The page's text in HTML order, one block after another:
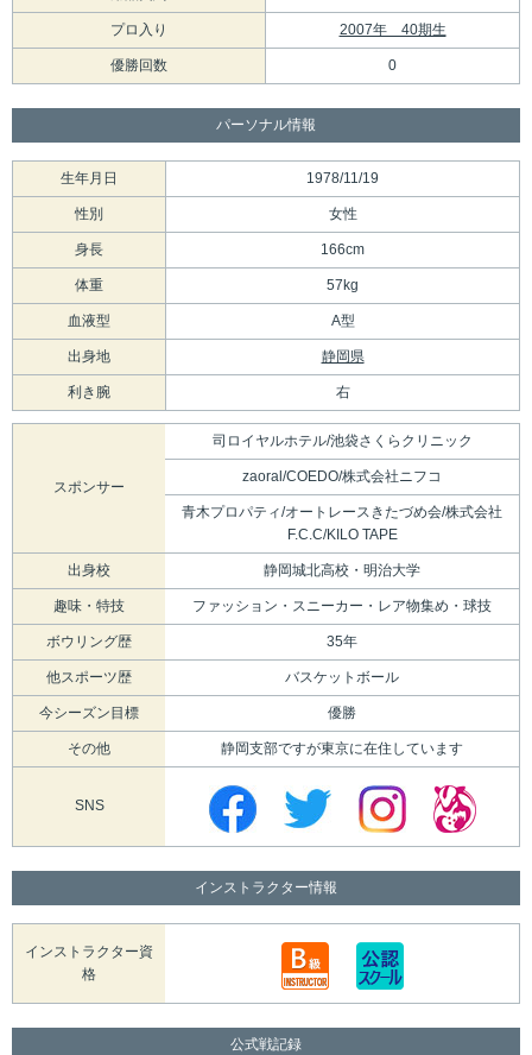
プロ入り 2007年 40期生
優勝回数 0
パーソナル情報
生年月日 1978/11/19
性別 女性
身長 166cm
体重 57kg
血液型 A型
出身地 静岡県
利き腕 右
スポンサー
司ロイヤルホテル/池袋さくらクリニック
zaoral/COEDO/株式会社ニフコ
青木プロパティ/オートレースきたづめ会/株式会社
F.C.C/KILO TAPE
出身校 静岡城北高校・明治大学
趣味・特技 ファッション・スニーカー・レア物集め・球技
ボウリング歴 35年
他スポーツ歴 バスケットボール
今シーズン目標 優勝
その他 静岡支部ですが東京に在住しています
SNS
インストラクター情報
インストラクター資
格
公式戦記録